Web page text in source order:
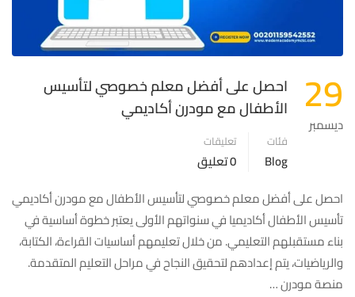
29
ديسمبر
احصل على أفضل معلم خصوصي لتأسيس
الأطفال مع مودرن أكاديمي
فئات
Blog
تعليقات
0 تعليق
احصل على أفضل معلم خصوصي لتأسيس الأطفال مع مودرن أكاديمي
تأسيس الأطفال أكاديميا في سنواتهم الأولى يعتبر خطوة أساسية في
بناء مستقبلهم التعليمي. من خلال تعليمهم أساسيات القراءة، الكتابة،
والرياضيات، يتم إعدادهم لتحقيق النجاح في مراحل التعليم المتقدمة.
منصة مودرن …